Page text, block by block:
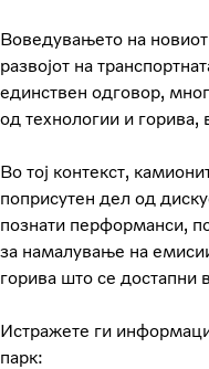
Воведувањето на
развојот на
единствен одговор,
од технологии и горива,
Во тој контекст,
поприсутен дел од
познати перформанси,
за намалување на
горива што се достапни
Истражете ги
парк: